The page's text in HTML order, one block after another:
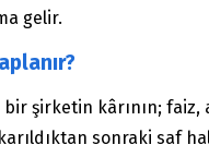
gelir.
bir şirketin kârının; faiz,
sonraki saf